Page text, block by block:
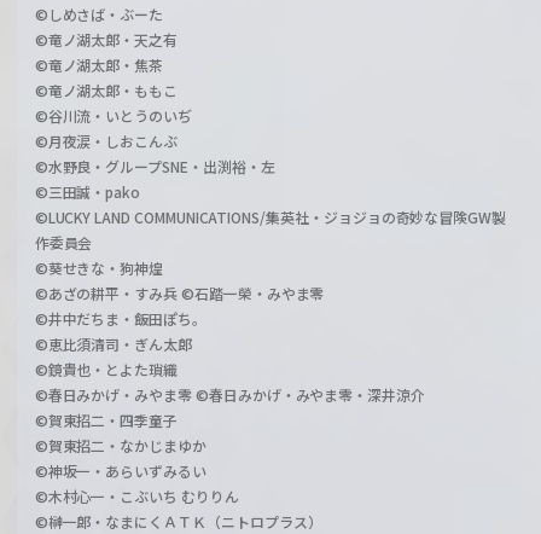
©しめさば・ぶーた
©竜ノ湖太郎・天之有
©竜ノ湖太郎・焦茶
©竜ノ湖太郎・ももこ
©谷川流・いとうのいぢ
©月夜涙・しおこんぶ
©水野良・グループSNE・出渕裕・左
©三田誠・pako
©LUCKY LAND COMMUNICATIONS/集英社・ジョジョの奇妙な冒険GW製
作委員会
©葵せきな・狗神煌
©あざの耕平・すみ兵 ©石踏一榮・みやま零
©井中だちま・飯田ぽち。
©恵比須清司・ぎん太郎
©鏡貴也・とよた瑣織
©春日みかげ・みやま零 ©春日みかげ・みやま零・深井涼介
©賀東招二・四季童子
©賀東招二・なかじまゆか
©神坂一・あらいずみるい
©木村心一・こぶいち むりりん
©榊一郎・なまにくＡＴＫ（ニトロプラス）